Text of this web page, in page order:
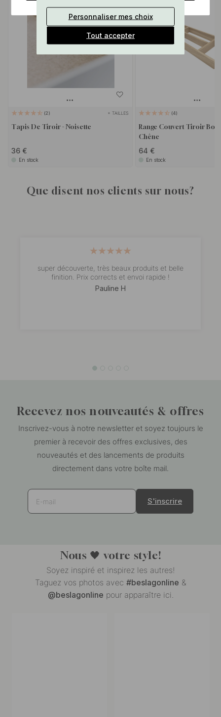
2 + TAILLES
Tapis De Tiroir - Noisette
36 €
En stock
4
Range Couvert Tiroir Bois
Chêne
64 €
En stock
Que disent nos clients sur nous?
super découverte, très beaux produits et belle
finition. Prix corrects et envoi rapide !
Pauline H
Recevez nos nouveautés & offres
Inscrivez-vous à notre newsletter et soyez toujours le
premier à recevoir des offres exclusives, des
nouveautés et des lancements de produits
directement dans votre boîte mail.
S'inscrire
Nous 🖤 votre style!
Soyez inspiré et inspirez les autres!
Taguez vos photos avec #beslagonline &
@beslagonline pour apparaître ici.
Personnaliser mes choix
Tout accepter